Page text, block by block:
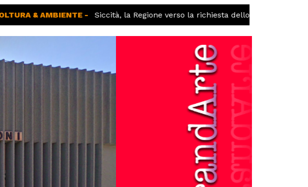
& AMBIENTE - Siccità, la Regione verso la richiesta dello stato di calamità